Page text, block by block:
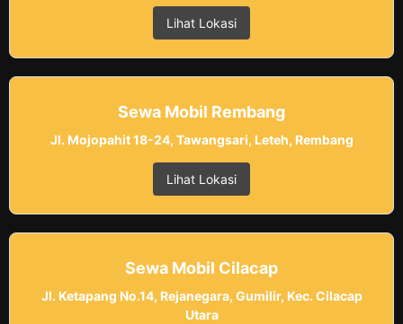
Lihat Lokasi
Sewa Mobil Rembang
Jl. Mojopahit 18-24, Tawangsari, Leteh, Rembang
Lihat Lokasi
Sewa Mobil Cilacap
Jl. Ketapang No.14, Rejanegara, Gumilir, Kec. Cilacap
Utara